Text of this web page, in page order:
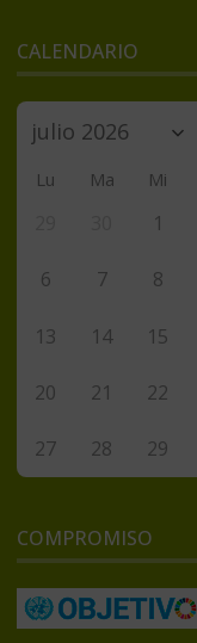
CALENDARIO
Lu Ma Mi
1
6 7 8
13 14 15
20 21 22
27 28 29
COMPROMISO